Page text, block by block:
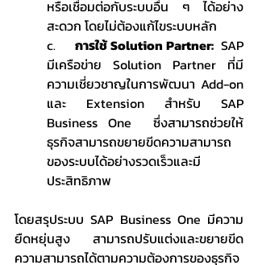
หรือเชื่อมต่อกับระบบอื่น ๆ ได้อย่าง
สะดวก โดยไม่ต้องแก้ไขระบบหลัก
c. การใช้ Solution Partner: SAP
มีเครือข่าย Solution Partner ที่มี
ความเชี่ยวชาญในการพัฒนา Add-on
และ Extension สำหรับ SAP
Business One  ซึ่งสามารถช่วยให้
ธุรกิจสามารถขยายขีดความสามารถ
ของระบบได้อย่างรวดเร็วและมี
ประสิทธิภาพ
โดยสรุประบบ SAP Business One มีความ
ยืดหยุ่นสูง  สามารถปรับแต่งและขยายขีด
ความสามารถได้ตามความต้องการของธุรกิจ